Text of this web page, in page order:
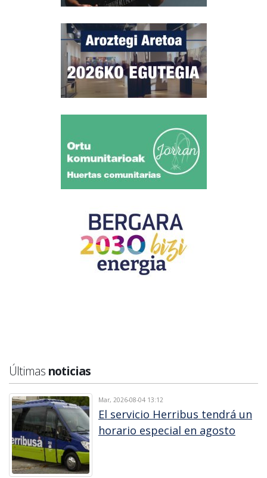
Últimas noticias
Mar, 2026-08-04 13:12
El servicio Herribus tendrá un
horario especial en agosto